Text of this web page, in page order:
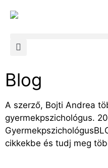
Blog
A szerző, Bojti Andrea
gyermekpszichológus.
cikkekbe és tudj meg